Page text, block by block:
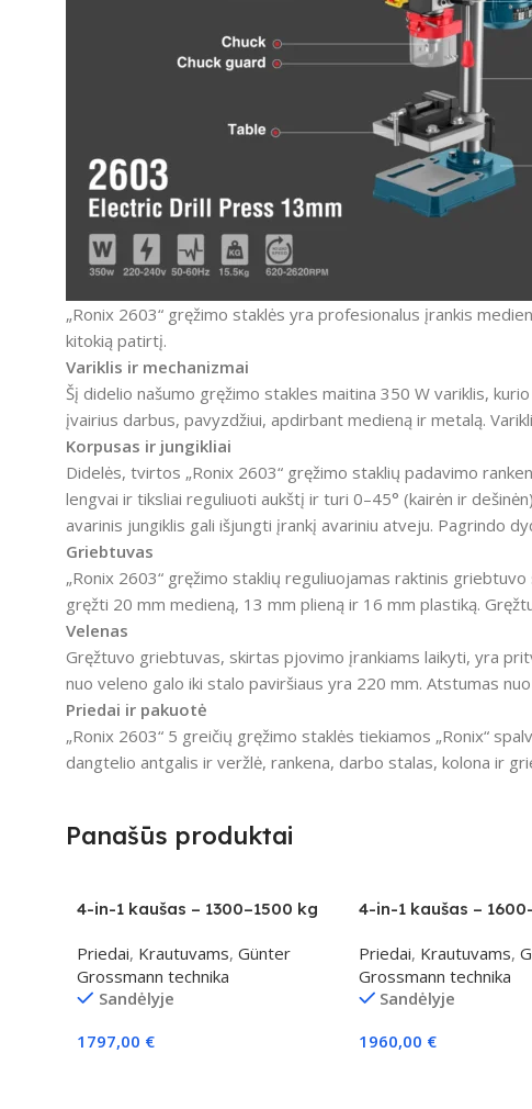
„Ronix 2603“ gręžimo staklės yra profesionalus įrankis
kitokią patirtį.
Variklis ir mechanizmai
Šį didelio našumo gręžimo stakles maitina 350 W variklis,
įvairius darbus, pavyzdžiui, apdirbant medieną ir metalą.
Korpusas ir jungikliai
Didelės, tvirtos „Ronix 2603“ gręžimo staklių padavimo
lengvai ir tiksliai reguliuoti aukštį ir turi 0–45° (kairėn ir
avarinis jungiklis gali išjungti įrankį avariniu atveju. Pagrindo
Griebtuvas
„Ronix 2603“ gręžimo staklių reguliuojamas raktinis
gręžti 20 mm medieną, 13 mm plieną ir 16 mm plastiką.
Velenas
Gręžtuvo griebtuvas, skirtas pjovimo įrankiams laikyti, yra
nuo veleno galo iki stalo paviršiaus yra 220 mm. Atstumas
Priedai ir pakuotė
„Ronix 2603“ 5 greičių gręžimo staklės tiekiamos „Ronix“
dangtelio antgalis ir veržlė, rankena, darbo stalas, kolona ir
Panašūs produktai
4-in-1 kaušas – 1300–1500 kg
Priedai, Krautuvams, Günter
Grossmann technika
Sandėlyje
1797,00 €
4-in-1 kaušas –
Priedai, Krautuvams,
Grossmann technika
Sandėlyje
1960,00 €